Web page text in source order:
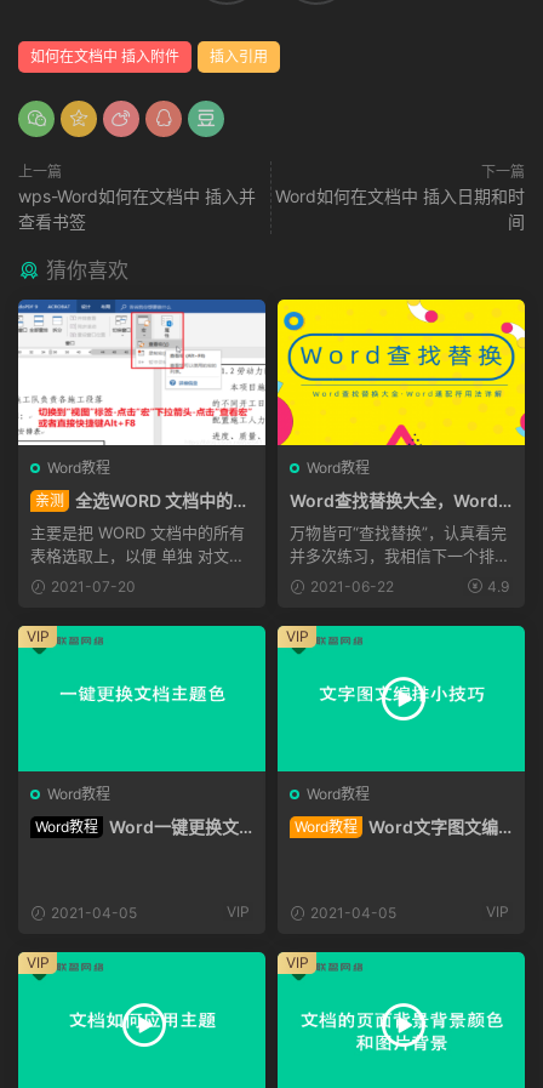
如何在文档中 插入附件 插入引用
上一篇
wps-Word如何在文档中 插入并
查看书签
下一篇
Word如何在文档中 插入日期和时
间
猜你喜欢
Word教程
亲测
全选WORD 文档中的所
有表格选（office Word“wps
不适用”）
主要是把 WORD 文档中的所有
表格选取上，以便 单独 对文档
中的所有表格进行整体编...
2021-07-20
Word教程
Word查找替换大全，Word
通配符用法详解
万物皆可“查找替换”，认真看完
并多次练习，我相信下一个排版
大师就是你，这套掌法...
2021-06-22 4.9
Word教程
Word教程 Word一键更换文
2021-04-05 VIP
VIP
Word教程
Word教程 Word文字图文编
2021-04-05 VIP
VIP
VIP VIP